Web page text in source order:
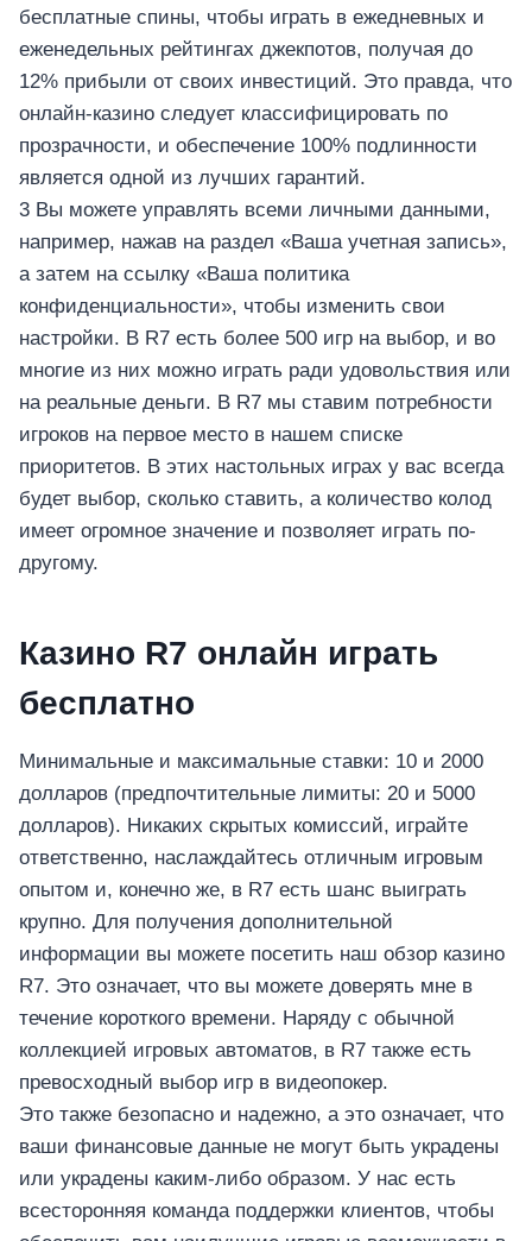
бесплатные спины, чтобы играть в ежедневных и
еженедельных рейтингах джекпотов, получая до
12% прибыли от своих инвестиций. Это правда, что
онлайн-казино следует классифицировать по
прозрачности, и обеспечение 100% подлинности
является одной из лучших гарантий.
3 Вы можете управлять всеми личными данными,
например, нажав на раздел «Ваша учетная запись»,
а затем на ссылку «Ваша политика
конфиденциальности», чтобы изменить свои
настройки. В R7 есть более 500 игр на выбор, и во
многие из них можно играть ради удовольствия или
на реальные деньги. В R7 мы ставим потребности
игроков на первое место в нашем списке
приоритетов. В этих настольных играх у вас всегда
будет выбор, сколько ставить, а количество колод
имеет огромное значение и позволяет играть по-
другому.
Казино R7 онлайн играть
бесплатно
Минимальные и максимальные ставки: 10 и 2000
долларов (предпочтительные лимиты: 20 и 5000
долларов). Никаких скрытых комиссий, играйте
ответственно, наслаждайтесь отличным игровым
опытом и, конечно же, в R7 есть шанс выиграть
крупно. Для получения дополнительной
информации вы можете посетить наш обзор казино
R7. Это означает, что вы можете доверять мне в
течение короткого времени. Наряду с обычной
коллекцией игровых автоматов, в R7 также есть
превосходный выбор игр в видеопокер.
Это также безопасно и надежно, а это означает, что
ваши финансовые данные не могут быть украдены
или украдены каким-либо образом. У нас есть
всесторонняя команда поддержки клиентов, чтобы